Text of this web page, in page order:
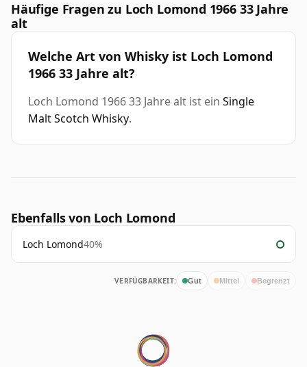
Häufige Fragen zu Loch Lomond 1966 33 Jahre
alt
Welche Art von Whisky ist Loch Lomond
1966 33 Jahre alt?
Loch Lomond 1966 33 Jahre alt ist ein Single
Malt Scotch Whisky.
Ebenfalls von Loch Lomond
Loch Lomond40%
VERFÜGBARKEIT: Gut Mittel Begrenzt